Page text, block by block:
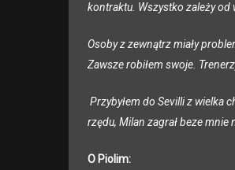
kontraktu. Wszystko zależy od
Osoby z zewnątrz miały
Zawsze robiłem swoje.
Przybyłem do Sevilli z wielka
rzędu, Milan zagrał beze mnie
O Piolim: